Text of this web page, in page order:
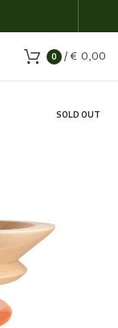
0 /€ 0,00
SOLD OUT